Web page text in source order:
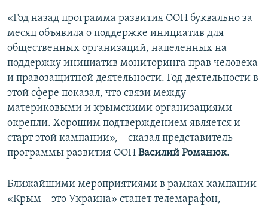
«Год назад программа развития ООН буквально за
месяц объявила о поддержке инициатив для
общественных организаций, нацеленных на
поддержку инициатив мониторинга прав человека
и правозащитной деятельности. Год деятельности в
этой сфере показал, что связи между
материковыми и крымскими организациями
окрепли. Хорошим подтверждением является и
старт этой кампании», – сказал представитель
программы развития ООН Василий Романюк.
Ближайшими мероприятиями в рамках кампании
«Крым – это Украина» станет телемарафон,